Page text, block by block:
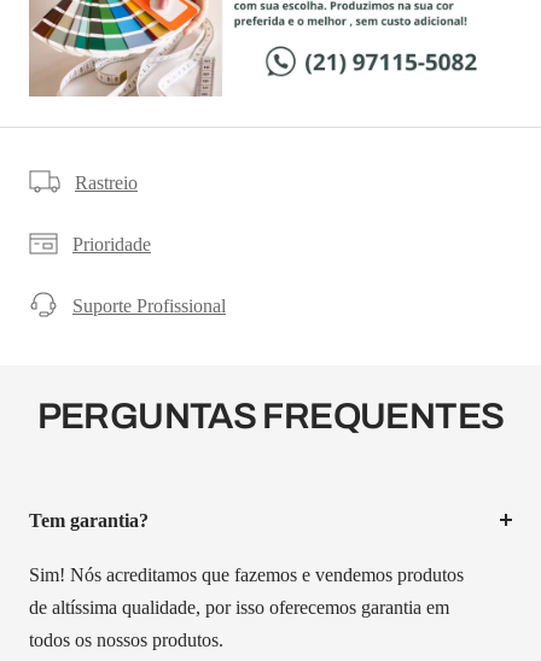
Rastreio
Prioridade
Suporte Profissional
PERGUNTAS FREQUENTES
Tem garantia?
Sim! Nós acreditamos que fazemos e vendemos produtos
de altíssima qualidade, por isso oferecemos garantia em
todos os nossos produtos.